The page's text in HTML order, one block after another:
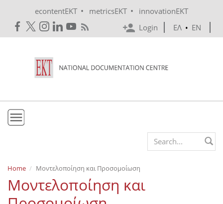
econtentEKT • metricsEKT •
innovationEKT
Login
ΕΛ • EN
Mission & Vision
Policies
History
Search form
Home Μοντελοποίηση και Προσομοίωση
Μοντελοποίηση και